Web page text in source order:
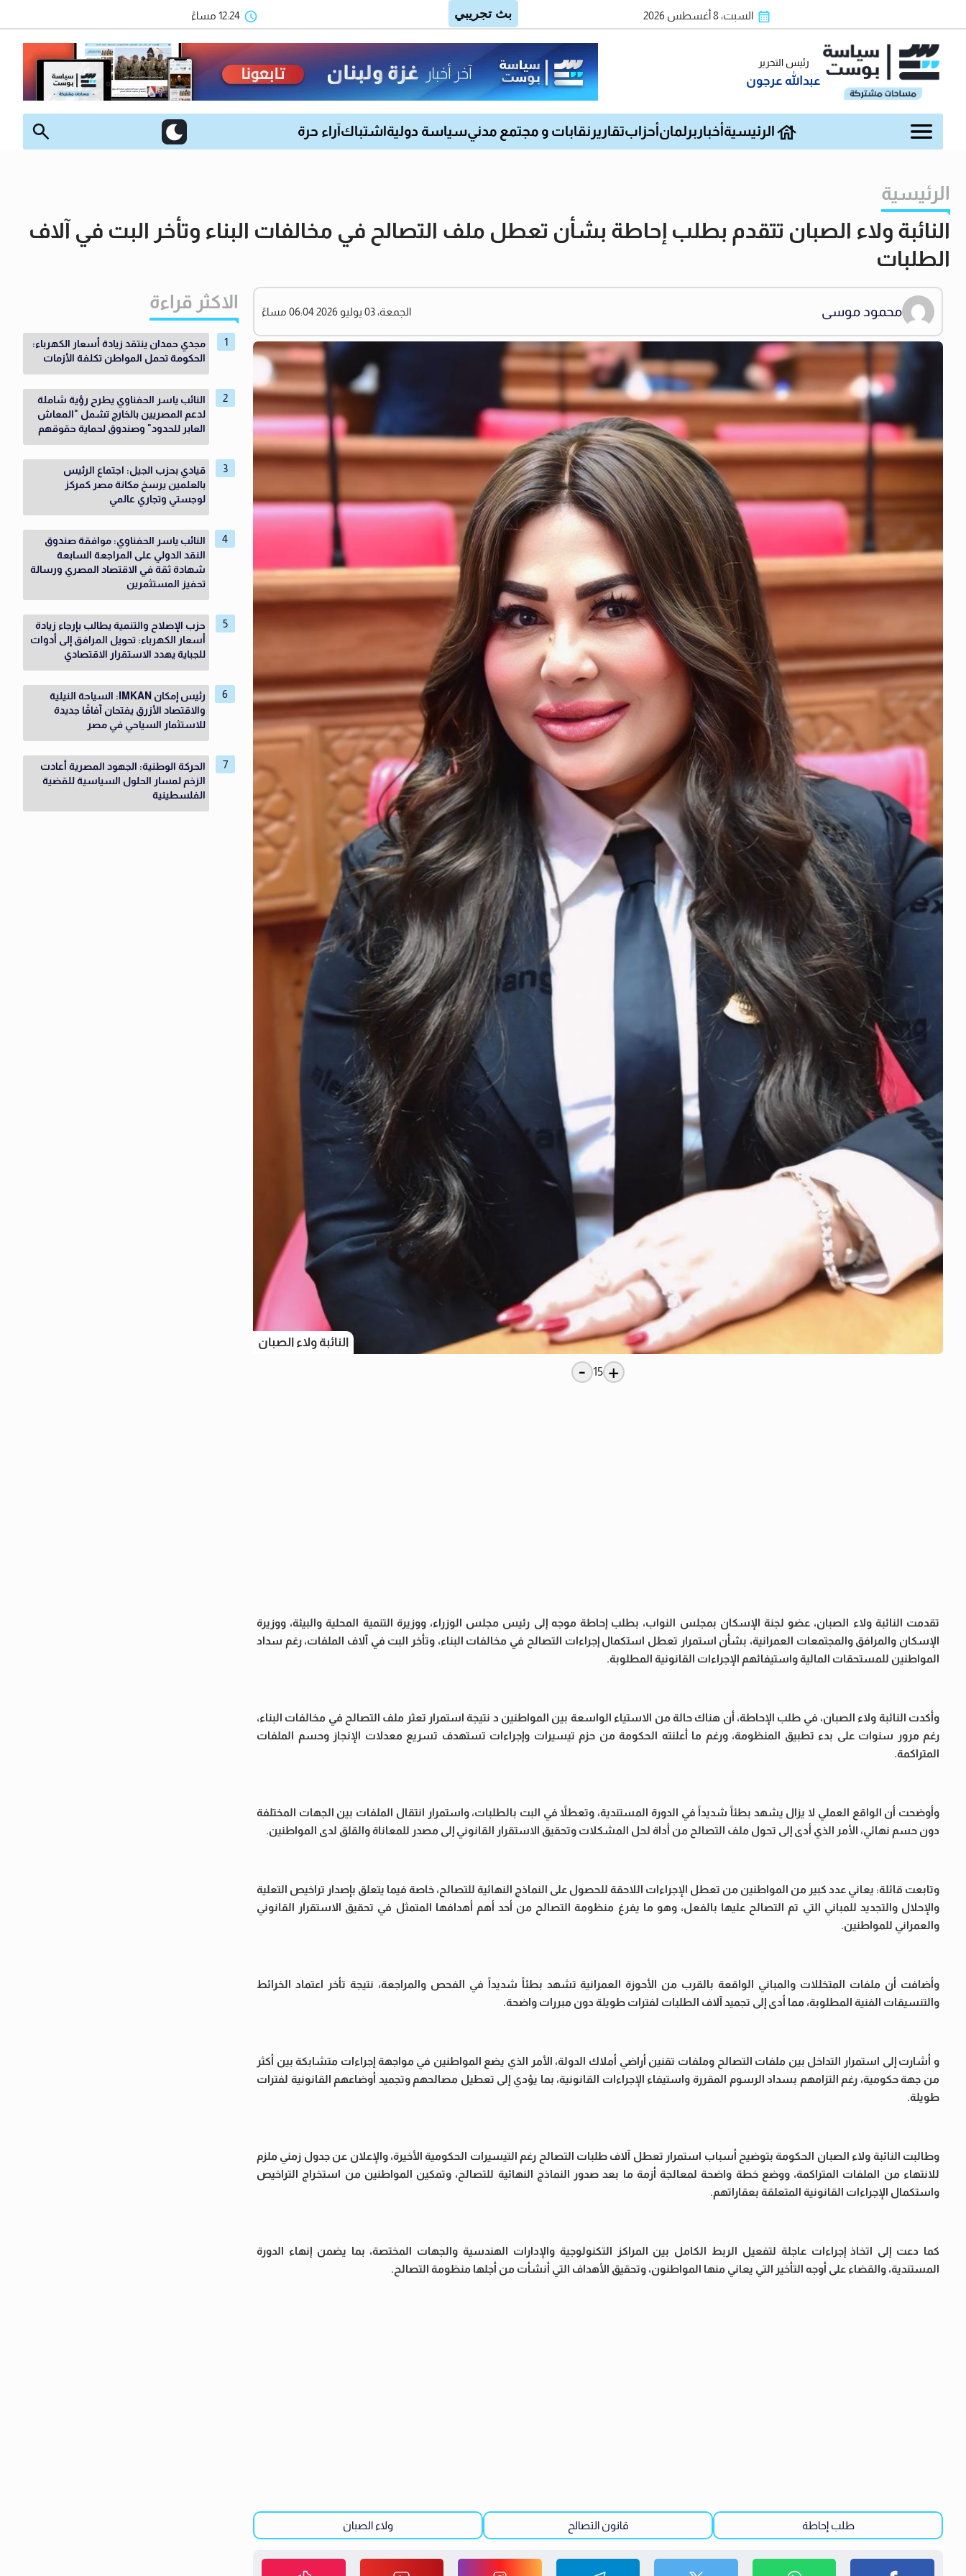
السبت، 8 أغسطس 2026 12:24 مساءً
رئيس التحرير
عبدالله عرجون
الرئيسية أخبار برلمان أحزابتقارير نقابات و مجتمع مدنيسياسة دولية اشتباك آراء حرة
الرئيسية
النائبة ولاء الصبان تتقدم بطلب إحاطة بشأن تعطل ملف التصالح في مخالفات البناء وتأخر البت في آلاف
الطلبات
محمود موسى الجمعة، 03 يوليو 2026 06:04 مساءً
النائبة ولاء الصبان
+
15
-
تقدمت النائبة ولاء الصبان، عضو لجنة الإسكان بمجلس النواب، بطلب إحاطة موجه إلى رئيس مجلس الوزراء، ووزيرة التنمية المحلية والبيئة، ووزيرة
الإسكان والمرافق والمجتمعات العمرانية، بشأن استمرار تعطل استكمال إجراءات التصالح في مخالفات البناء، وتأخر البت في آلاف الملفات، رغم سداد
المواطنين للمستحقات المالية واستيفائهم الإجراءات القانونية المطلوبة.
وأكدت النائبة ولاء الصبان، في طلب الإحاطة، أن هناك حالة من الاستياء الواسعة بين المواطنين د نتيجة استمرار تعثر ملف التصالح في مخالفات البناء،
رغم مرور سنوات على بدء تطبيق المنظومة، ورغم ما أعلنته الحكومة من حزم تيسيرات وإجراءات تستهدف تسريع معدلات الإنجاز وحسم الملفات
المتراكمة.
وأوضحت أن الواقع العملي لا يزال يشهد بطئاً شديداً في الدورة المستندية، وتعطلاً في البت بالطلبات، واستمرار انتقال الملفات بين الجهات المختلفة
دون حسم نهائي، الأمر الذي أدى إلى تحول ملف التصالح من أداة لحل المشكلات وتحقيق الاستقرار القانوني إلى مصدر للمعاناة والقلق لدى المواطنين.
وتابعت قائلة: يعاني عدد كبير من المواطنين من تعطل الإجراءات اللاحقة للحصول على النماذج النهائية للتصالح، خاصة فيما يتعلق بإصدار تراخيص التعلية
والإحلال والتجديد للمباني التي تم التصالح عليها بالفعل، وهو ما يفرغ منظومة التصالح من أحد أهم أهدافها المتمثل في تحقيق الاستقرار القانوني
والعمراني للمواطنين.
وأضافت أن ملفات المتخللات والمباني الواقعة بالقرب من الأحوزة العمرانية تشهد بطئاً شديداً في الفحص والمراجعة، نتيجة تأخر اعتماد الخرائط
والتنسيقات الفنية المطلوبة، مما أدى إلى تجميد آلاف الطلبات لفترات طويلة دون مبررات واضحة.
و أشارت إلى استمرار التداخل بين ملفات التصالح وملفات تقنين أراضي أملاك الدولة، الأمر الذي يضع المواطنين في مواجهة إجراءات متشابكة بين أكثر
من جهة حكومية، رغم التزامهم بسداد الرسوم المقررة واستيفاء الإجراءات القانونية، بما يؤدي إلى تعطيل مصالحهم وتجميد أوضاعهم القانونية لفترات
طويلة.
وطالبت النائبة ولاء الصبان الحكومة بتوضيح أسباب استمرار تعطل آلاف طلبات التصالح رغم التيسيرات الحكومية الأخيرة، والإعلان عن جدول زمني ملزم
للانتهاء من الملفات المتراكمة، ووضع خطة واضحة لمعالجة أزمة ما بعد صدور النماذج النهائية للتصالح، وتمكين المواطنين من استخراج التراخيص
واستكمال الإجراءات القانونية المتعلقة بعقاراتهم.
كما دعت إلى اتخاذ إجراءات عاجلة لتفعيل الربط الكامل بين المراكز التكنولوجية والإدارات الهندسية والجهات المختصة، بما يضمن إنهاء الدورة
المستندية، والقضاء على أوجه التأخير التي يعاني منها المواطنون، وتحقيق الأهداف التي أنشأت من أجلها منظومة التصالح.
طلب إحاطة قانون التصالح ولاء الصبان
الاكثر قراءة
مجدي حمدان ينتقد زيادة أسعار الكهرباء:
الحكومة تحمل المواطن تكلفة الأزمات
النائب ياسر الحفناوي يطرح رؤية شاملة
لدعم المصريين بالخارج تشمل "المعاش
العابر للحدود" وصندوق لحماية حقوقهم
قيادي بحزب الجيل: اجتماع الرئيس
بالعلمين يرسخ مكانة مصر كمركز
لوجستي وتجاري عالمي
النائب ياسر الحفناوي: موافقة صندوق
النقد الدولي على المراجعة السابعة
شهادة ثقة في الاقتصاد المصري ورسالة
تحفيز المستثمرين
حزب الإصلاح والتنمية يطالب بإرجاء زيادة
أسعار الكهرباء: تحويل المرافق إلى أدوات
للجباية يهدد الاستقرار الاقتصادي
رئيس إمكان IMKAN: السياحة النيلية
والاقتصاد الأزرق يفتحان آفاقًا جديدة
للاستثمار السياحي في مصر
الحركة الوطنية: الجهود المصرية أعادت
الزخم لمسار الحلول السياسية للقضية
الفلسطينية